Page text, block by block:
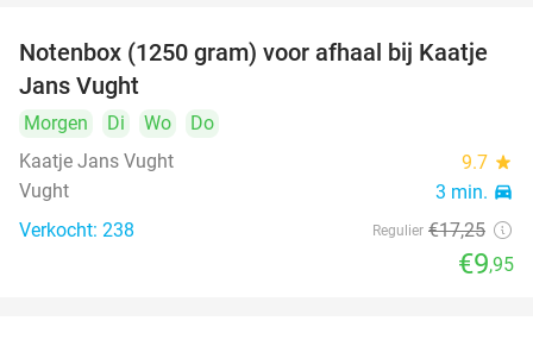
42%
Notenbox (1250 gram) voor afhaal bij Kaatje
Jans Vught
Morgen Di Wo
Do
Kaatje Jans Vught
9.7 star
Vught 3 min. directions_car
Verkocht: 238 Regulier €17,25
€9,95